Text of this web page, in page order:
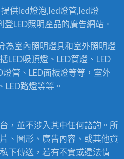
供led燈泡,led燈管,led燈
LED照明產品的廣告網站。
為室內照明燈具和室外照明燈
LED吸頂燈、LED筒燈、LED
燈管、LED面板燈等等，室外
LED路燈等等。
，並不涉入其中任何諮詢。所
、圖形、廣告內容、或其他資
下傳送，若有不實或違法情